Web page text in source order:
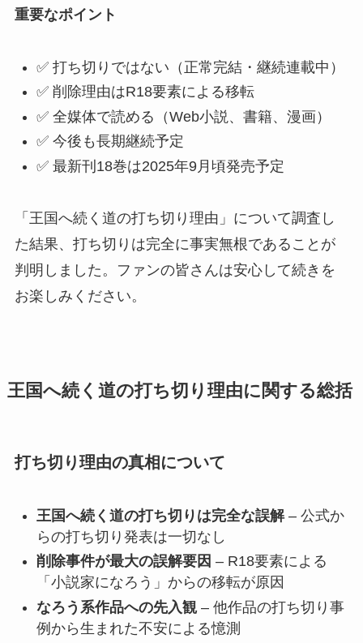
重要なポイント
✅ 打ち切りではない（正常完結・継続連載中）
✅ 削除理由はR18要素による移転
✅ 全媒体で読める（Web小説、書籍、漫画）
✅ 今後も長期継続予定
✅ 最新刊18巻は2025年9月頃発売予定
「王国へ続く道の打ち切り理由」について調査し
た結果、打ち切りは完全に事実無根であることが
判明しました。ファンの皆さんは安心して続きを
お楽しみください。
王国へ続く道の打ち切り理由に関する総括
打ち切り理由の真相について
王国へ続く道の打ち切りは完全な誤解– 公式か
らの打ち切り発表は一切なし
削除事件が最大の誤解要因 – R18要素による
「小説家になろう」からの移転が原因
なろう系作品への先入観– 他作品の打ち切り事
例から生まれた不安による憶測